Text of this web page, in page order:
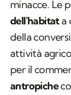
minacce. Le
dell'habitata
della
attività
per il
antropiche